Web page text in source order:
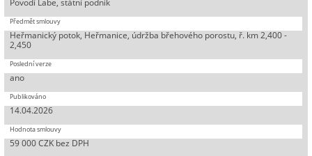
Heřmanický potok, Heřmanice, údržba břehového porostu, ř. km 2,400 -
2,450
ano
14.04.2026
59 000 CZK bez DPH